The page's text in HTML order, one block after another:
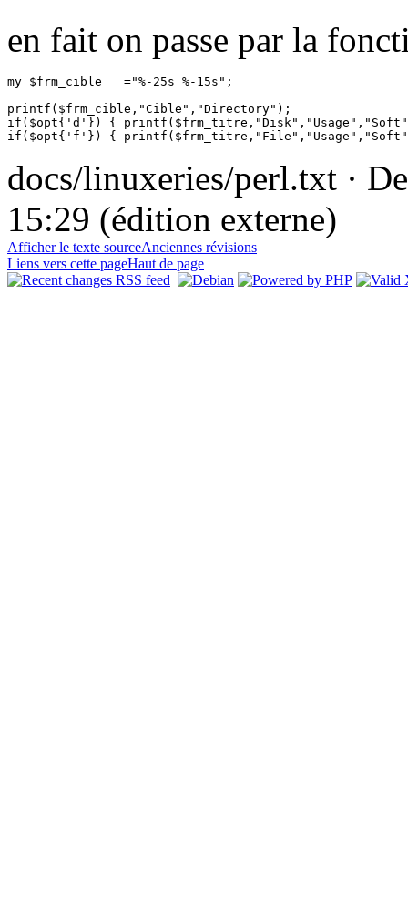
en fait on passe par la
my $frm_cible   ="%-25s %-15s";
printf($frm_cible,"Cible","Directory");
if($opt{'d'}) {
docs/linuxeries/perl.txt ·
15:29 (édition externe)
Afficher le texte sourceAnciennes révisions
Liens vers cette pageHaut de page